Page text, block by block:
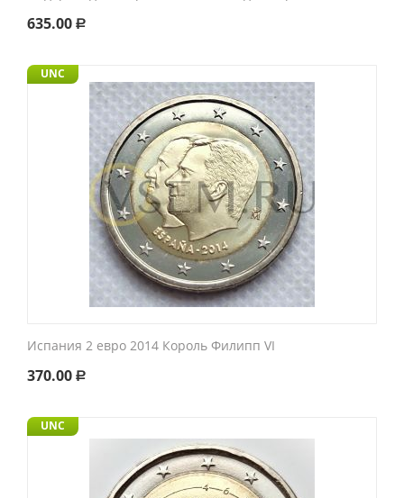
635.00 Р
UNC
Испания 2 евро 2014 Король Филипп VI
370.00 Р
UNC